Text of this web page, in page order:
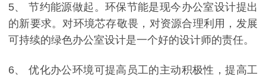
5、 节约能源做起。环保节能是现今办公室设计提出
的新要求。对环境芯存敬畏，对资源合理利用，发展
可持续的绿色办公室设计是一个好的设计师的责任。
6、 优化办公环境可提高员工的主动积极性，提高工